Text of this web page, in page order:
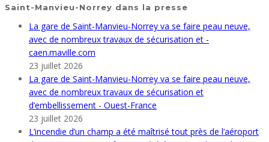
Saint-Manvieu-Norrey dans la presse
La gare de Saint-Manvieu-Norrey va se faire peau neuve,
avec de nombreux travaux de sécurisation et -
caen.maville.com
23 juillet 2026
La gare de Saint-Manvieu-Norrey va se faire peau neuve,
avec de nombreux travaux de sécurisation et
d’embellissement - Ouest-France
23 juillet 2026
L’incendie d’un champ a été maîtrisé tout près de l’aéroport